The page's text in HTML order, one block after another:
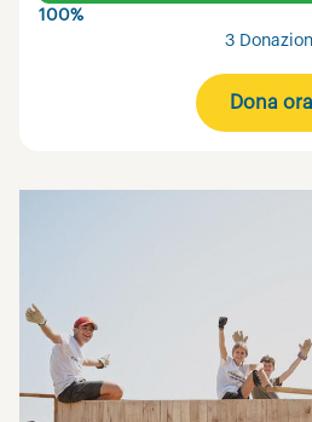
100%
3
Dona ora